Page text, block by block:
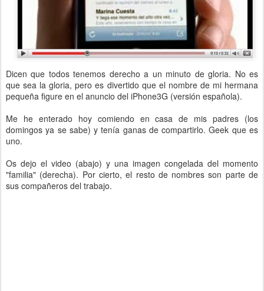
Dicen que todos tenemos derecho a un minuto de gloria. No es
que sea la gloria, pero es divertido que el nombre de mi hermana
pequeña figure en el anuncio del iPhone3G (versión española).
Me he enterado hoy comiendo en casa de mis padres (los
domingos ya se sabe) y tenía ganas de compartirlo. Geek que es
uno.
Os dejo el video (abajo) y una imagen congelada del momento
"familia" (derecha). Por cierto, el resto de nombres son parte de
sus compañeros del trabajo.